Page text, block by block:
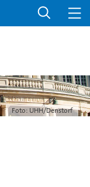
Foto: UHH/Denstorf